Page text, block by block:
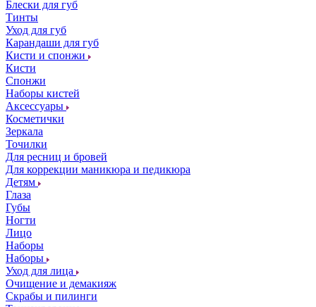
Блески для губ
Тинты
Уход для губ
Карандаши для губ
Кисти и спонжи
Кисти
Спонжи
Наборы кистей
Аксессуары
Косметички
Зеркала
Точилки
Для ресниц и бровей
Для коррекции маникюра и педикюра
Детям
Глаза
Губы
Ногти
Лицо
Наборы
Наборы
Уход для лица
Очищение и демакияж
Скрабы и пилинги